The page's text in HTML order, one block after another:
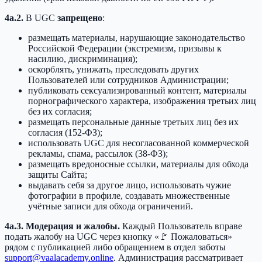
4a.2. В UGC запрещено:
размещать материалы, нарушающие законодательство
Российской Федерации (экстремизм, призывы к
насилию, дискриминация);
оскорблять, унижать, преследовать других
Пользователей или сотрудников Администрации;
публиковать сексуализированный контент, материалы
порнографического характера, изображения третьих лиц
без их согласия;
размещать персональные данные третьих лиц без их
согласия (152-ФЗ);
использовать UGC для несогласованной коммерческой
рекламы, спама, рассылок (38-ФЗ);
размещать вредоносные ссылки, материалы для обхода
защиты Сайта;
выдавать себя за другое лицо, использовать чужие
фотографии в профиле, создавать множественные
учётные записи для обхода ограничений.
4a.3. Модерация и жалобы. Каждый Пользователь вправе
подать жалобу на UGC через кнопку «🚩 Пожаловаться»
рядом с публикацией либо обращением в отдел заботы
support@vaalacademy.online. Администрация рассматривает